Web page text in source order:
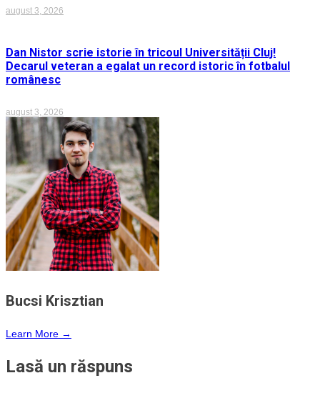
august 3, 2026
Dan Nistor scrie istorie în tricoul Universității Cluj!
Decarul veteran a egalat un record istoric în fotbalul
românesc
august 3, 2026
Bucsi Krisztian
Learn More →
Lasă un răspuns